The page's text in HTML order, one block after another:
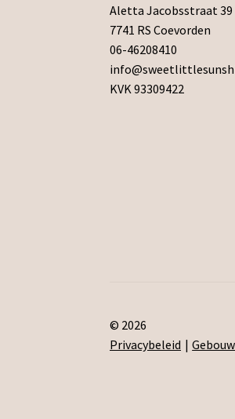
Aletta Jacobsstraat 39
7741 RS Coevorden
06-46208410
KVK 93309422
© 2026
Privacybeleid